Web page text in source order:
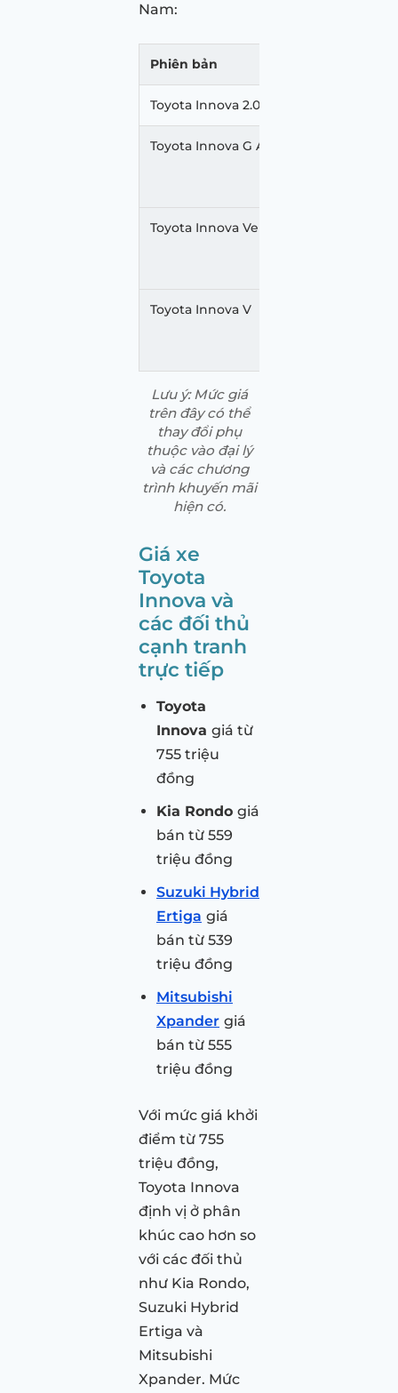
Nam:
Phiên bản
Toyota Innova 2.0 E MT
Toyota Innova G AT
Toyota Innova Venturer
Toyota Innova V
Lưu ý: Mức giá
trên đây có thể
thay đổi phụ
thuộc vào đại lý
và các chương
trình khuyến mãi
hiện có.
Giá xe
Toyota
Innova và
các đối thủ
cạnh tranh
trực tiếp
Toyota
Innova giá từ
755 triệu
đồng
Kia Rondo giá
bán từ 559
triệu đồng
Suzuki Hybrid
Ertiga giá
bán từ 539
triệu đồng
Mitsubishi
Xpander giá
bán từ 555
triệu đồng
Với mức giá khởi
điểm từ 755
triệu đồng,
Toyota Innova
định vị ở phân
khúc cao hơn so
với các đối thủ
như Kia Rondo,
Suzuki Hybrid
Ertiga và
Mitsubishi
Xpander. Mức